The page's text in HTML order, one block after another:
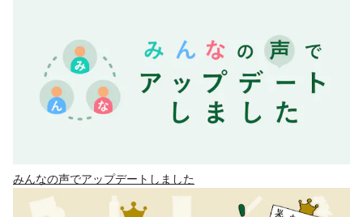
みんなの声でアップデートしました